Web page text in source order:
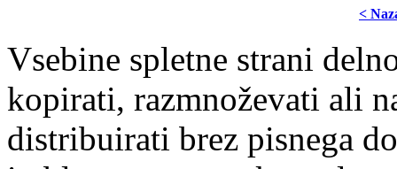
<
Vsebine spletne strani
kopirati, razmnoževati ali
distribuirati brez pisnega